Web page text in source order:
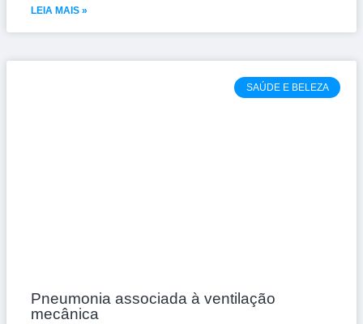
LEIA MAIS »
SAÚDE E BELEZA
Pneumonia associada à ventilação
mecânica